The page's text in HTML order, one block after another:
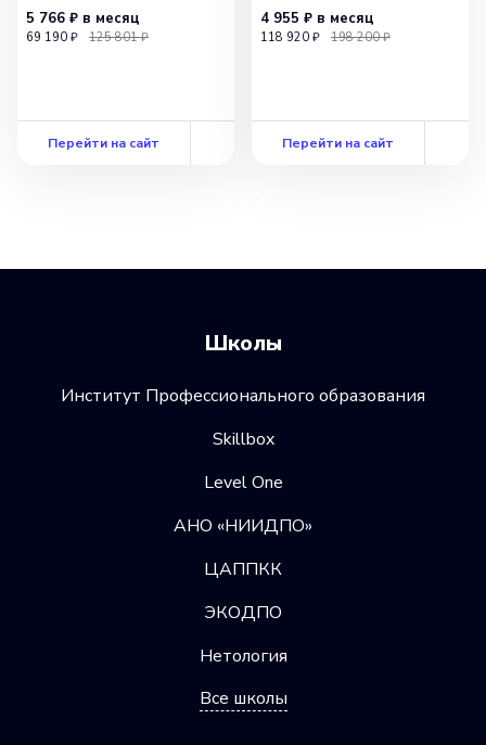
5 766 ₽ в месяц
69 190 ₽ 125 801 ₽
Перейти на сайт
4 955 ₽ в месяц
118 920 ₽ 198 200 ₽
Перейти на сайт
Школы
Институт Профессионального образования
Skillbox
Level One
АНО «НИИДПО»
ЦАППКК
ЭКОДПО
Нетология
Все школы